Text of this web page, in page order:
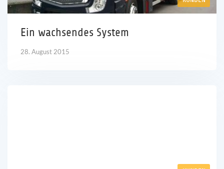
Ein wachsendes System
28. August 2015